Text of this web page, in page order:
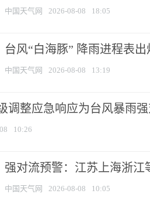
中国天气网 2026-08-08 18:05
台风“白海豚” 降雨进程表
中国天气网 2026-08-08 13:19
调整应急响应为台风暴雨
10:26
强对流预警：江苏上海浙江
中国天气网 2026-08-08 10:05